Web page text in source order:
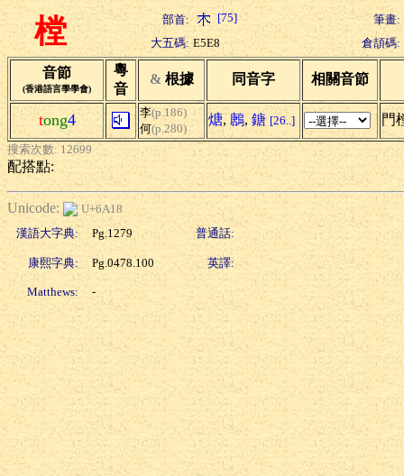
樘 部首: [75]
筆畫:
大五碼: E5E8 倉頡碼:
音節
(香港語言學學會)
粵
音
& 根據 同音字 相關音節
tong4 李(p.186)
何(p.280)
煻, 鶶, 鎕 [26..] 門
搜索次數: 12699
配搭點:
Unicode:
U+6A18
漢語大字典:
Pg.1279 普通話:
康熙字典: Pg.0478.100 英譯:
Matthews: -